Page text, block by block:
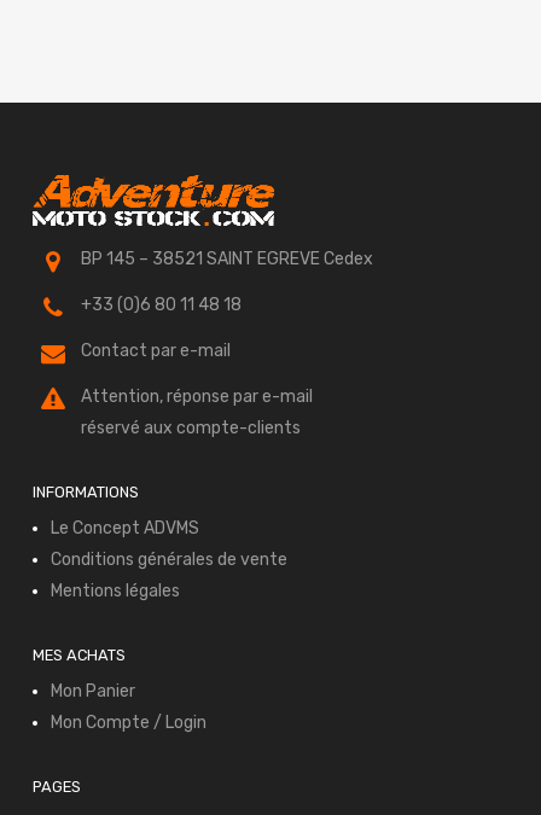
BP 145 – 38521 SAINT EGREVE Cedex
+33 (0)6 80 11 48 18
Contact par e-mail
Attention, réponse par e-mail
réservé aux compte-clients
INFORMATIONS
Le Concept ADVMS
Conditions générales de vente
Mentions légales
MES ACHATS
Mon Panier
Mon Compte / Login
PAGES